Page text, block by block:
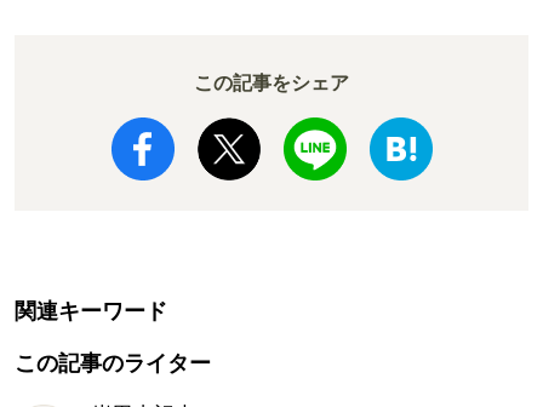
この記事をシェア
関連キーワード
この記事のライター